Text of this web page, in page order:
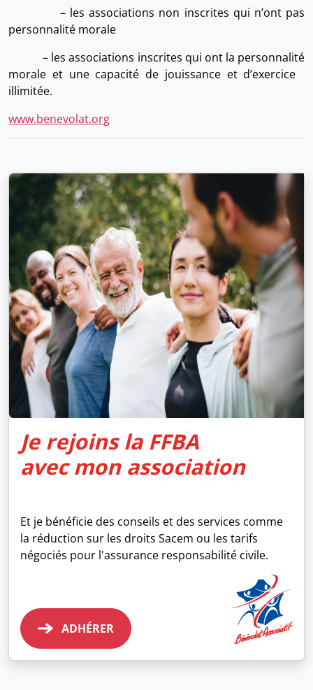
– les associations non inscrites qui n’ont pas
personnalité morale
– les associations inscrites qui ont la personnalité
morale et une capacité de jouissance et d’exercice
illimitée.
www.benevolat.org
Je rejoins la FFBA
avec mon association
Et je bénéficie des conseils et des services comme
la réduction sur les droits Sacem ou les tarifs
négociés pour l'assurance responsabilité civile.
ADHÉRER